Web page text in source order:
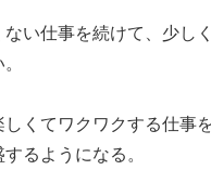
い仕事を続けて、少し
くてワクワクする仕事
るようになる。